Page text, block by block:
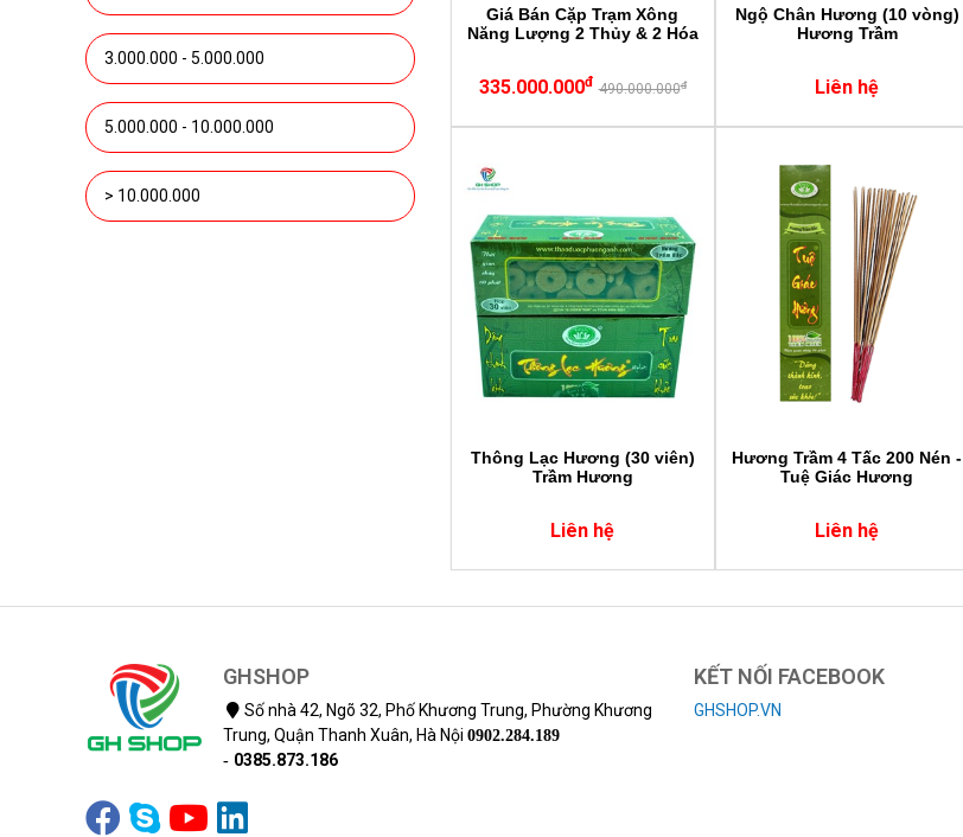
3.000.000 - 5.000.000
5.000.000 - 10.000.000
> 10.000.000
Giá Bán Cặp Trạm Xông
Năng Lượng 2 Thủy & 2 Hóa
335.000.000đ 490.000.000đ
Ngộ Chân Hương (10 vòng)
Hương Trầm
Liên hệ
Thông Lạc Hương (30 viên)
Trầm Hương
Liên hệ
Hương Trầm 4 Tấc 200 Nén -
Tuệ Giác Hương
Liên hệ
GHSHOP
Số nhà 42, Ngõ 32, Phố Khương Trung, Phường Khương
Trung, Quận Thanh Xuân, Hà Nội 0902.284.189
- 0385.873.186
KẾT NỐI FACEBOOK
GHSHOP.VN